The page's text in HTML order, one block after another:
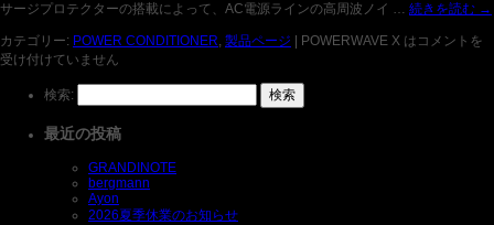
サージプロテクターの搭載によって、AC電源ラインの高周波ノイ … 続きを読む →
カテゴリー: POWER CONDITIONER, 製品ページ POWERWAVE X は コメントを
受け付けていません
検索:
最近の投稿
GRANDINOTE
bergmann
Ayon
2026夏季休業のお知らせ